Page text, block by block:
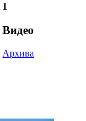
1
Видео
Архива